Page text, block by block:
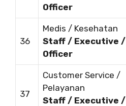
Officer
36
Medis / Kesehatan
Staff / Executive /
Officer
37
Customer Service /
Pelayanan
Staff / Executive /